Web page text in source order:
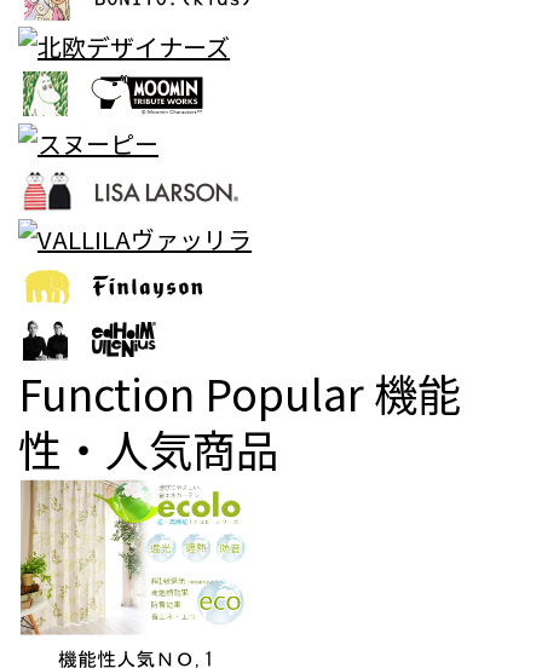
Function Popular機能
性・人気商品